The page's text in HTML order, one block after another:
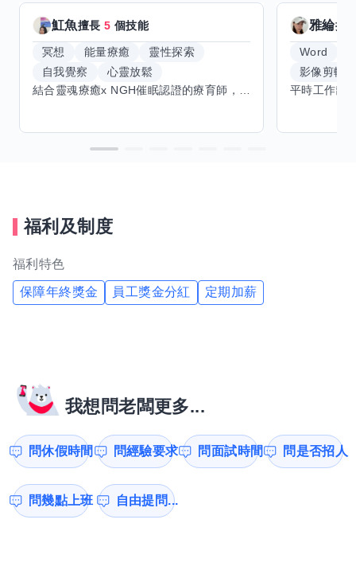
魟魚擅長5 個技能
冥想 能量療癒
靈性探索
自我覺察
心靈放鬆
雅綸擅
Word
影像剪輯
福利及制度
福利特色
保障年終獎金 員工獎金分紅 定期加薪
我想問老闆更多...
問休假時間 問經驗要求 問面試時間 問是否招人
問幾點上班 自由提問...